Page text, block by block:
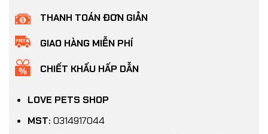
THANH TOÁN ĐƠN GIẢN
GIAO HÀNG MIỄN PHÍ
CHIẾT KHẤU HẤP DẪN
LOVE PETS SHOP
MST: 0314917044